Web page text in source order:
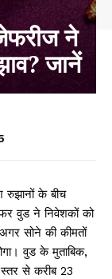
ने
जानें
रुझानों के बीच
वुड ने निवेशकों को
सोने की कीमतों
वुड के मुताबिक,
से करीब 23